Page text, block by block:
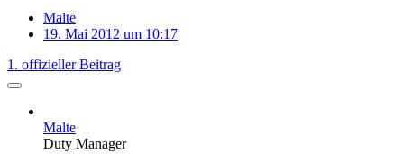
Malte
19. Mai 2012 um 10:17
1. offizieller Beitrag
Malte
Duty Manager